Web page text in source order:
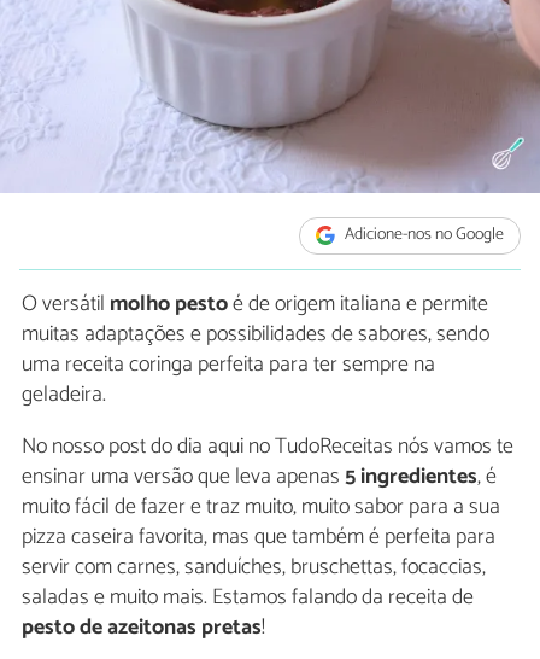
Adicione-nos no Google
O versátil molho pestoé de origem italiana e permite
muitas adaptações e possibilidades de sabores, sendo
uma receita coringa perfeita para ter sempre na
geladeira.
No nosso post do dia aqui no TudoReceitas nós vamos te
ensinar uma versão que leva apenas5 ingredientes, é
muito fácil de fazer e traz muito, muito sabor para a sua
pizza caseira favorita, mas que também é perfeita para
servir com carnes, sanduíches, bruschettas, focaccias,
saladas e muito mais. Estamos falando da receita de
pesto de azeitonas pretas!